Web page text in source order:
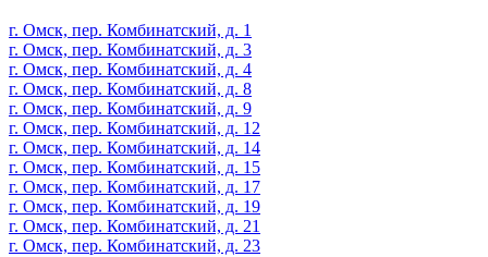
г. Омск, пер. Комбинатский, д. 1
г. Омск, пер. Комбинатский, д. 3
г. Омск, пер. Комбинатский, д. 4
г. Омск, пер. Комбинатский, д. 8
г. Омск, пер. Комбинатский, д. 9
г. Омск, пер. Комбинатский, д. 12
г. Омск, пер. Комбинатский, д. 14
г. Омск, пер. Комбинатский, д. 15
г. Омск, пер. Комбинатский, д. 17
г. Омск, пер. Комбинатский, д. 19
г. Омск, пер. Комбинатский, д. 21
г. Омск, пер. Комбинатский, д. 23